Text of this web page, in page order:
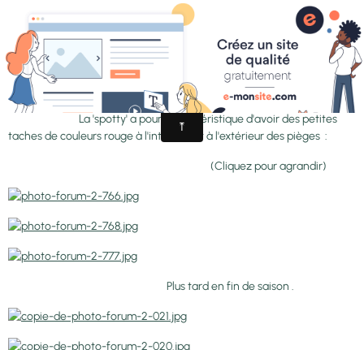
-'Spotty'
La 'spotty' a pour carractéristique d'avoir des petites
taches de couleurs rouge à l'intérieur et à l'extérieur des pièges :
(Cliquez pour agrandir)
Plus tard en fin de saison .